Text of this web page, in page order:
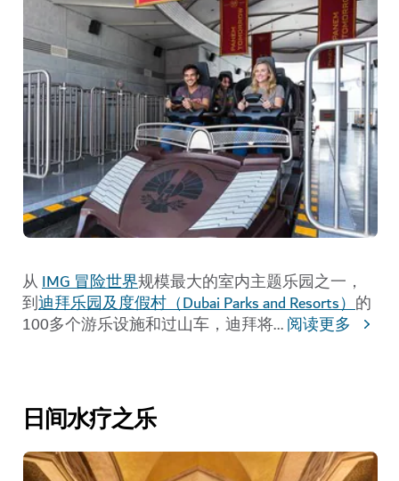
从IMG 冒险世界规模最大的室内主题乐园之一，
到迪拜乐园及度假村（Dubai Parks and Resorts）的
100多个游乐设施和过山车，迪拜将...阅读更多
日间水疗之乐